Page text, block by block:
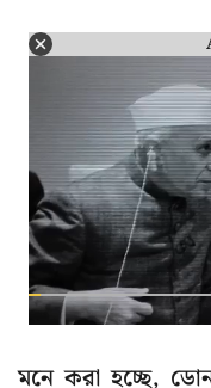
মনে করা হচ্ছে,